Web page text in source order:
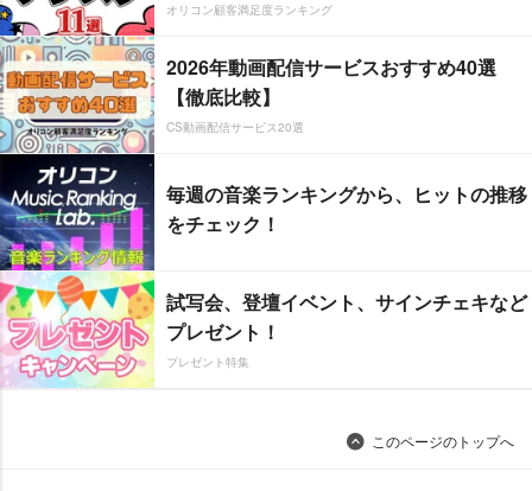
オリコン顧客満足度ランキング
2026年動画配信サービスおすすめ40選
【徹底比較】
CS動画配信サービス20選
毎週の音楽ランキングから、ヒットの推移
をチェック！
試写会、登壇イベント、サインチェキなど
プレゼント！
プレゼント特集
このページのトップへ